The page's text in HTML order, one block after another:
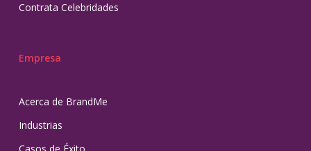
Contrata Celebridades
Empresa
Acerca de BrandMe
Industrias